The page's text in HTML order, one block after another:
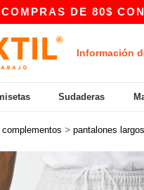
DE 80$ CON EL
Información
Sudaderas
> pantalones